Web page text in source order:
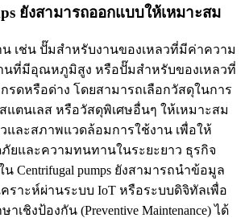
ยังสามารถออกแบบให้เหมาะสม
น เช่น ปั๊มสำหรับงานของเหลวที่มีค่าความ
นที่มีอุณหภูมิสูง หรือปั๊มสำหรับของเหลวที่
รดหรือด่าง โดยสามารถเลือกวัสดุในการ
แตนเลส หรือวัสดุพิเศษอื่นๆ ให้เหมาะสม
และสภาพแวดล้อมการใช้งาน เพื่อให้
ยและความทนทานในระยะยาว ธุรกิจ
Centrifugal pumps ยังสามารถนำข้อมูล
ราะห์ผ่านระบบ IoT หรือระบบดิจิทัลเพื่อ
เชิงป้องกัน (Preventive Maintenance) ได้